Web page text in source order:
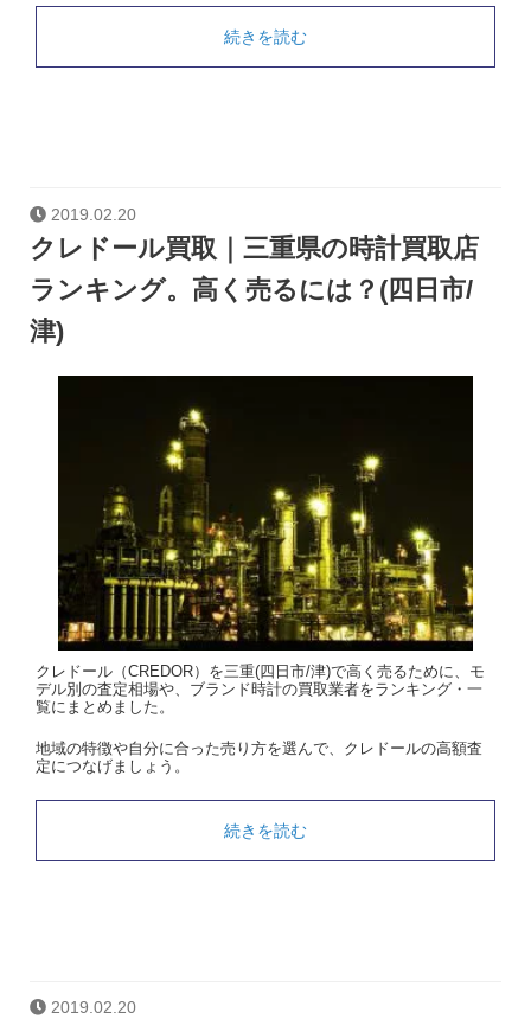
続きを読む
2019.02.20
クレドール買取｜三重県の時計買取店
ランキング。高く売るには？(四日市/
津)
クレドール（CREDOR）を三重(四日市/津)で高く売るために、モ
デル別の査定相場や、ブランド時計の買取業者をランキング・一
覧にまとめました。
地域の特徴や自分に合った売り方を選んで、クレドールの高額査
定につなげましょう。
続きを読む
2019.02.20